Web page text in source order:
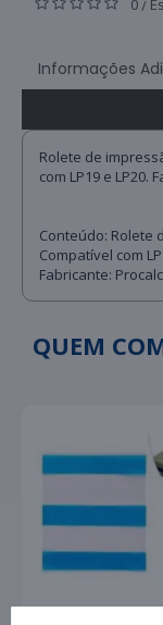
/
Informações
Rolete de
com LP19 e LP20.
Conteúdo: Rolete
Compatível com
Fabricante: Procalc
QUEM